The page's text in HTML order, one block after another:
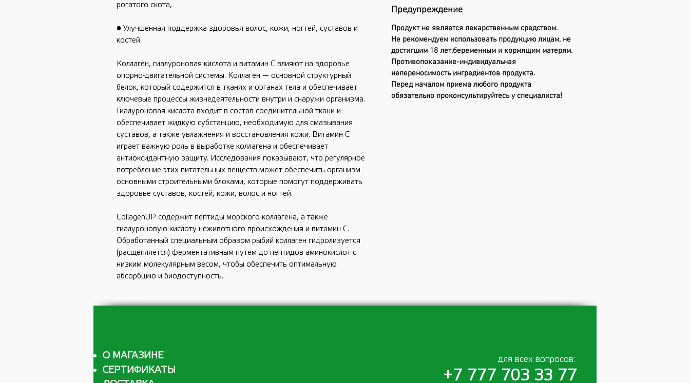
рогатого скота,
• Улучшенная поддержка здоровья волос, кожи, ногтей, суставов и
костей.
Коллаген, гиалуроновая кислота и витамин C влияют на здоровье
опорно-двигательной системы. Коллаген — основной структурный
белок, который содержится в тканях и органах тела и обеспечивает
ключевые процессы жизнедеятельности внутри и снаружи организма.
Гиалуроновая кислота входит в состав соединительной ткани и
обеспечивает жидкую субстанцию, необходимую для смазывания
суставов, а также увлажнения и восстановления кожи. Витамин C
играет важную роль в выработке коллагена и обеспечивает
антиоксидантную защиту. Исследования показывают, что регулярное
потребление этих питательных веществ может обеспечить организм
основными строительными блоками, которые помогут поддерживать
здоровье суставов, костей, кожи, волос и ногтей.
CollagenUP содержит пептиды морского коллагена, а также
гиалуроновую кислоту неживотного происхождения и витамин С.
Обработанный специальным образом рыбий коллаген гидролизуется
(расщепляется) ферментативным путем до пептидов аминокислот с
низким молекулярным весом, чтобы обеспечить оптимальную
абсорбцию и биодоступность.
Предупреждение
Продукт не является лекарственным средством.
Не рекомендуем использовать продукцию лицам, не
достигшим 18 лет,беременным и кормящим матерям.
Противопоказание-индивидуальная
непереносимость ингредиентов продукта.
Перед началом приема любого продукта
обязательно проконсультируйтесь у специалиста!
О МАГАЗИНЕ
СЕРТИФИКАТЫ
+7 777 703 33 77
для всех вопросов: